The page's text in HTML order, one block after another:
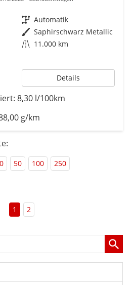
Getriebe Automatik
Außenfarbe Saphirschwarz Metallic
Kilometerstand 11.000 km
Details
8,30 l/100km
g/km
50 100 250
1 2